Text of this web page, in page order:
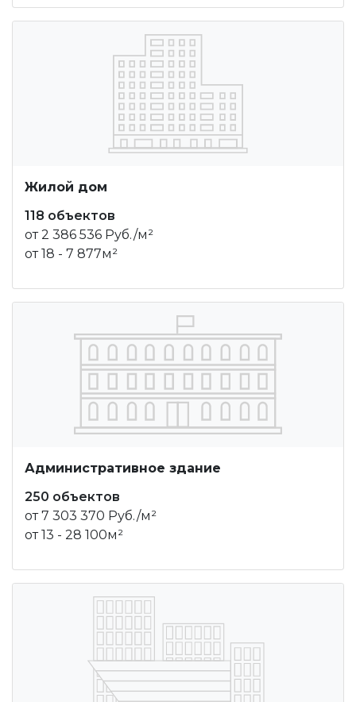
Жилой дом
118 объектов
от 2 386 536 Руб./м²
от 18 - 7 877м²
Административное здание
250 объектов
от 7 303 370 Руб./м²
от 13 - 28 100м²